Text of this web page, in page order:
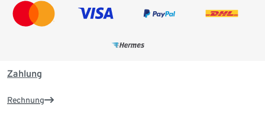
Zahlung
Rechnung